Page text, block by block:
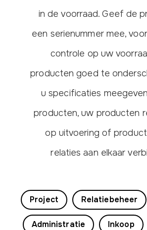
in de voorraad. Geef de
een serienummer mee,
controle op uw
producten goed te
u specificaties
producten, uw producten
op uitvoering of
relaties aan elkaar
Project Relatiebeheer
Administratie Inkoop